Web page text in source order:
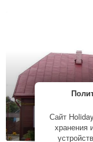
Сайт
хранения